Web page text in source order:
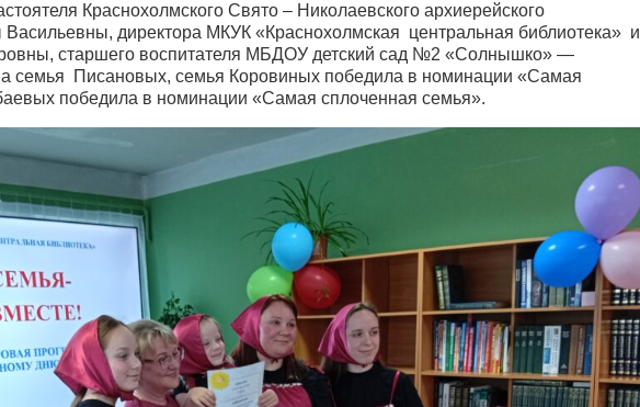
Краснохолмского Свято – Николаевского архиерейского
Васильевны, директора МКУК «Краснохолмская центральная библиотека» и
старшего воспитателя МБДОУ детский сад №2 «Солнышко» —
семья Писановых, семья Коровиных победила в номинации «Самая
победила в номинации «Самая сплоченная семья».